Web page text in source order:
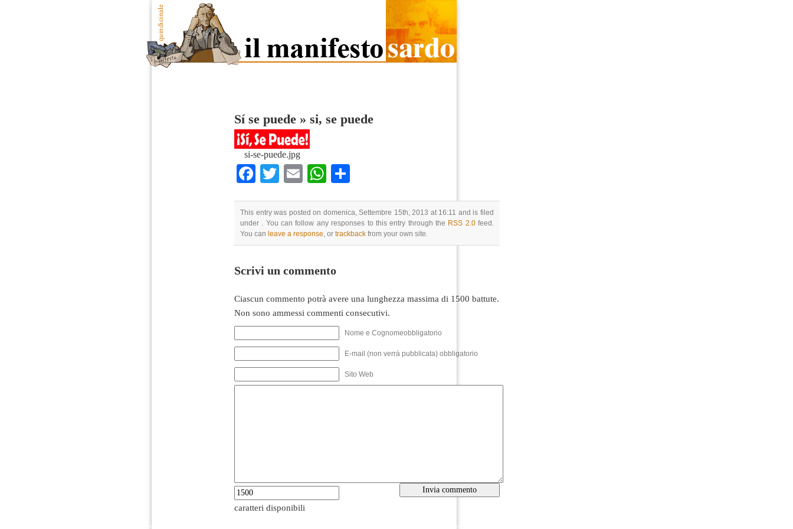
Sí se puede » si, se puede
si-se-puede.jpg
Facebook
TwitterEmailWhatsApp
This entry was posted on domenica, Settembre 15th, 2013 at 16:11 and is filed
under . You can follow any responses to this entry through the RSS 2.0feed.
You can leave a response, or trackback from your own site.
Scrivi un commento
Ciascun commento potrà avere una lunghezza massima di 1500 battute.
Non sono ammessi commenti consecutivi.
Nome e Cognomeobbligatorio
E-mail (non verrà pubblicata) obbligatorio
Sito Web
caratteri disponibili